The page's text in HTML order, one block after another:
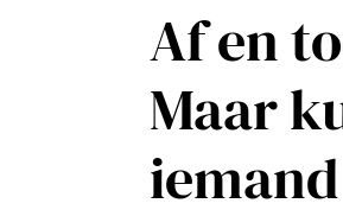
Af en
Maar